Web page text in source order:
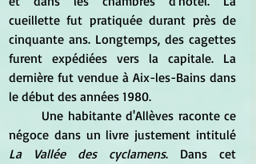
cueillette fut pratiquée durant près de
cinquante ans. Longtemps, des cagettes
furent expédiées vers la capitale. La
dernière fut vendue à Aix-les-Bains dans
le début des années 1980.
La Vallée des cyclamens. Dans cet